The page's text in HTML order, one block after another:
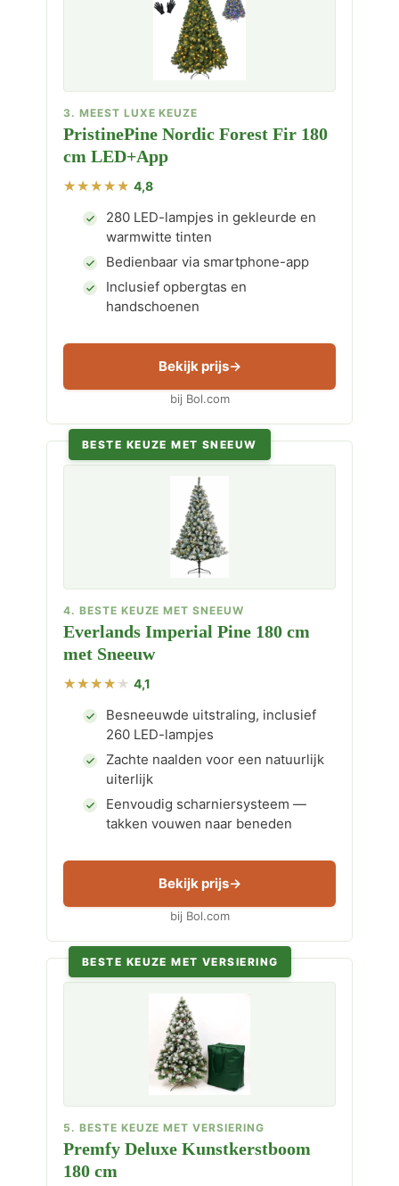
3. MEEST LUXE KEUZE
PristinePine Nordic Forest Fir 180
cm LED+App
4,8
280 LED-lampjes in gekleurde en
warmwitte tinten
Bedienbaar via smartphone-app
Inclusief opbergtas en
handschoenen
Bekijk prijs
bij Bol.com
BESTE KEUZE MET SNEEUW
4. BESTE KEUZE MET SNEEUW
Everlands Imperial Pine 180 cm
met Sneeuw
4,1
Besneeuwde uitstraling, inclusief
260 LED-lampjes
Zachte naalden voor een natuurlijk
uiterlijk
Eenvoudig scharniersysteem —
takken vouwen naar beneden
Bekijk prijs
bij Bol.com
BESTE KEUZE MET VERSIERING
5. BESTE KEUZE MET VERSIERING
Premfy Deluxe Kunstkerstboom
180 cm